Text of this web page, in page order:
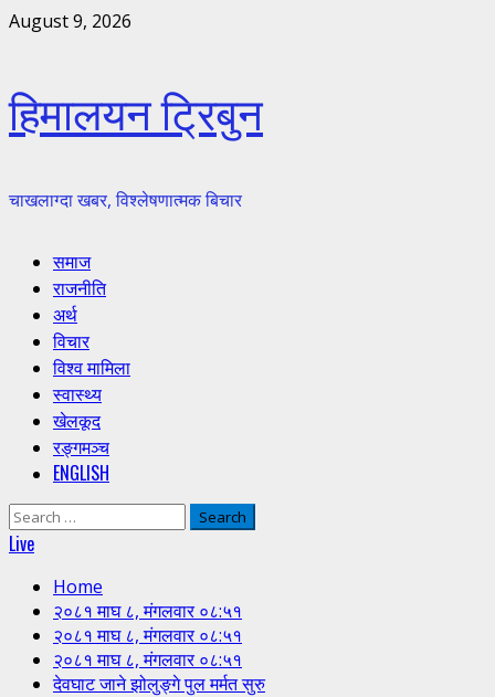
Skip
August 9, 2026
हिमालयन ट्रिबुन
चाखलाग्दा खबर, विश्लेषणात्मक बिचार
Menuसमाज
राजनीति
अर्थ
विचार
विश्व मामिला
स्वास्थ्य
खेलकूद
रङ्गमञ्च
ENGLISH
Search
for:
Live
Home
२०८१ माघ ८, मंगलवार ०८:५१
२०८१ माघ ८, मंगलवार ०८:५१
२०८१ माघ ८, मंगलवार ०८:५१
देवघाट जाने झोलुङ्गे पुल मर्मत सुरु